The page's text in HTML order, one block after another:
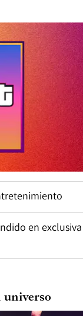
en exclusiva
universo